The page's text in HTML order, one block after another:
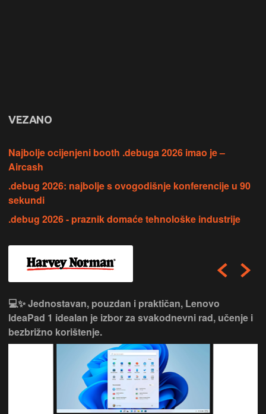
VEZANO
Najbolje ocijenjeni booth .debuga 2026 imao je –
Aircash
.debug 2026: najbolje s ovogodišnje konferencije u 90
sekundi
.debug 2026 - praznik domaće tehnološke industrije
💻✨ Jednostavan, pouzdan i praktičan, Lenovo
IdeaPad 1 idealan je izbor za svakodnevni rad, učenje i
bezbrižno korištenje.